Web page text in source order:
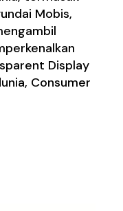
Mobis,
Display
Consumer